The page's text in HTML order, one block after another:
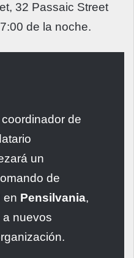
32 Passaic Street
de la noche.
de
un
de
en Pensilvania,
a nuevos